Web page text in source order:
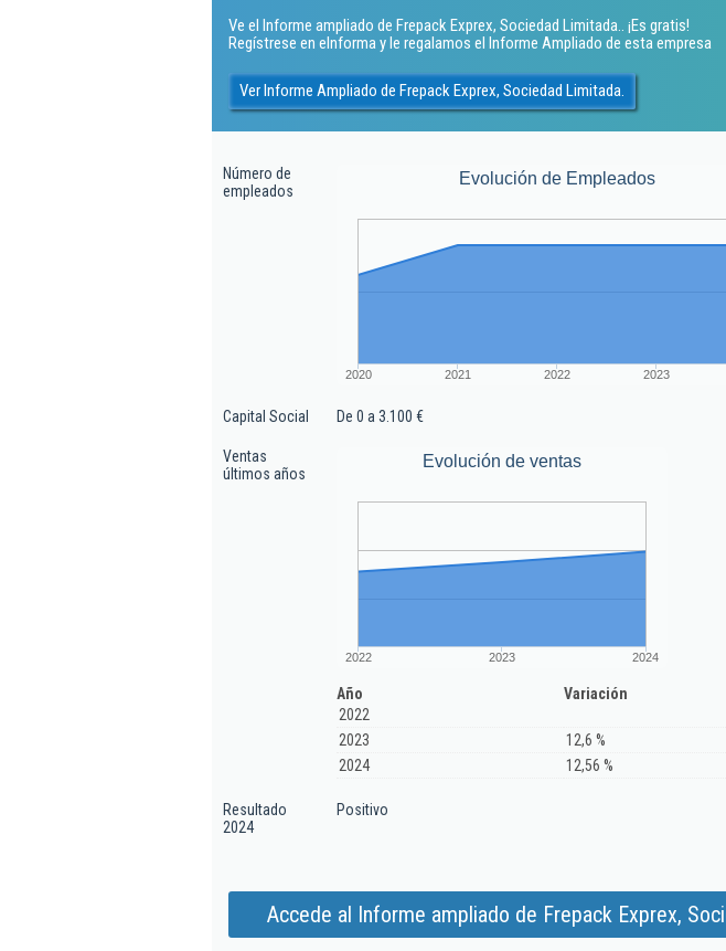
Ve el Informe ampliado de Frepack Exprex, Sociedad Limitada.. ¡Es gratis!
Regístrese en eInforma y le regalamos el Informe Ampliado de esta empresa
Ver Informe Ampliado de Frepack Exprex, Sociedad Limitada.
Número de
empleados
Evolución de Empleados
2020 2021 2022 2023
Capital Social De 0 a 3.100 €
Ventas
últimos años
Evolución de ventas
2022 2023 2024
Año
Variación
2022
2023
12,6 %
2024
12,56 %
Resultado
2024
Positivo
Accede al Informe ampliado de Frepack Exprex,